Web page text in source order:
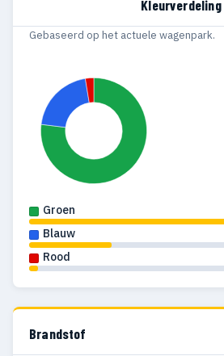
Kleurverdeling
Gebaseerd op het actuele wagenpark.
Groen
Blauw
Rood
Brandstof